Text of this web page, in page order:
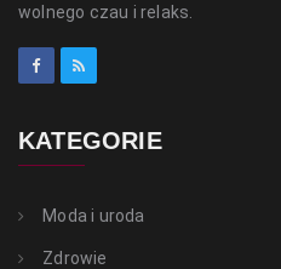
wolnego czau i relaks.
KATEGORIE
Moda i uroda
Zdrowie